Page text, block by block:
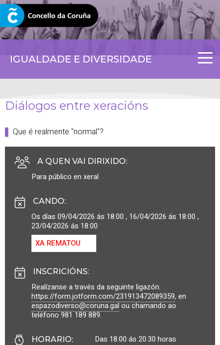
IGUALDADE E DIVERSIDADE
CORUNA.GAL
Diálogos entre xeracións
Que é realmente "normal"?
A QUEN VAI DIRIXIDO:
Para público en xeral
CANDO:
Os días 09/04/2026 ás 18:00 , 16/04/2026 ás 18:00 ,
23/04/2026 ás 18:00
XA REMATOU
INSCRICIÓNS:
Realízanse a través da seguinte ligazón:
https://form.jotform.com/231913472089359, en
espazodiverso@coruna.galou chamando ao
teléfono 981 189 889.
HORARIO: Das 18.00 ás 20.30 horas